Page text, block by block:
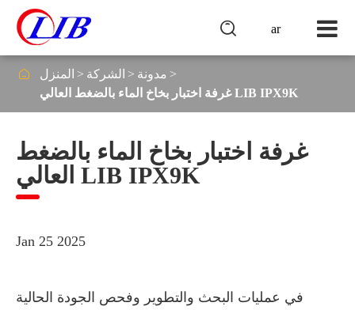
ar

 المنزل الشركة
مدونة
غرفة اختبار بخاخ الماء بالضغط العالي LIB IPX9K
غرفة اختبار بخاخ الماء بالضغط
العالي LIB IPX9K
Jan 25 2025
في عمليات البحث والتطوير وفحص الجودة الحالية